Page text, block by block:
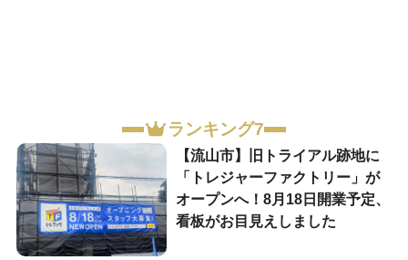
ランキング7
【流山市】旧トライアル跡地に
「トレジャーファクトリー」が
オープンへ！8月18日開業予定、
看板がお目見えしました